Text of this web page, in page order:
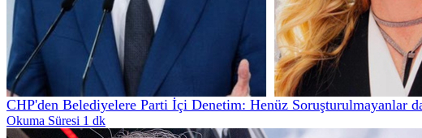
CHP'den Belediyelere Parti İçi Denetim: Henüz Soruşturulmayanlar
Okuma Süresi 1 dk